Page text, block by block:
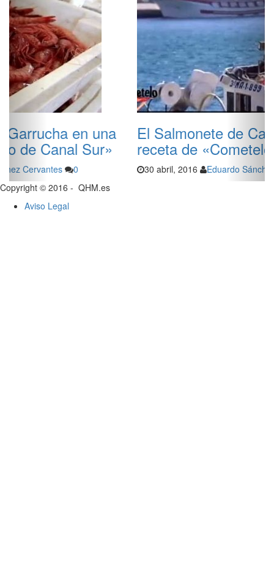
El Salmonete de Carboneras, una
receta de «Cometelo» de Canal Sur.
30 abril, 2016 Eduardo Sánchez Cervantes 0
Copyright © 2016 - QHM.es
Aviso Legal